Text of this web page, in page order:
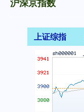
沪深京指数
上证综指